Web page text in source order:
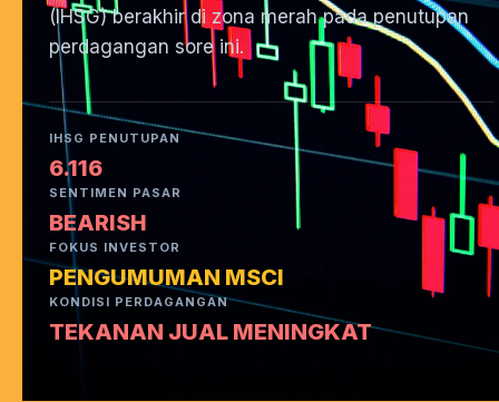
(IHSG) berakhir di zona merah pada penutupan
perdagangan sore ini.
IHSG PENUTUPAN
6.116
SENTIMEN PASAR
BEARISH
FOKUS INVESTOR
PENGUMUMAN MSCI
KONDISI PERDAGANGAN
TEKANAN JUAL MENINGKAT